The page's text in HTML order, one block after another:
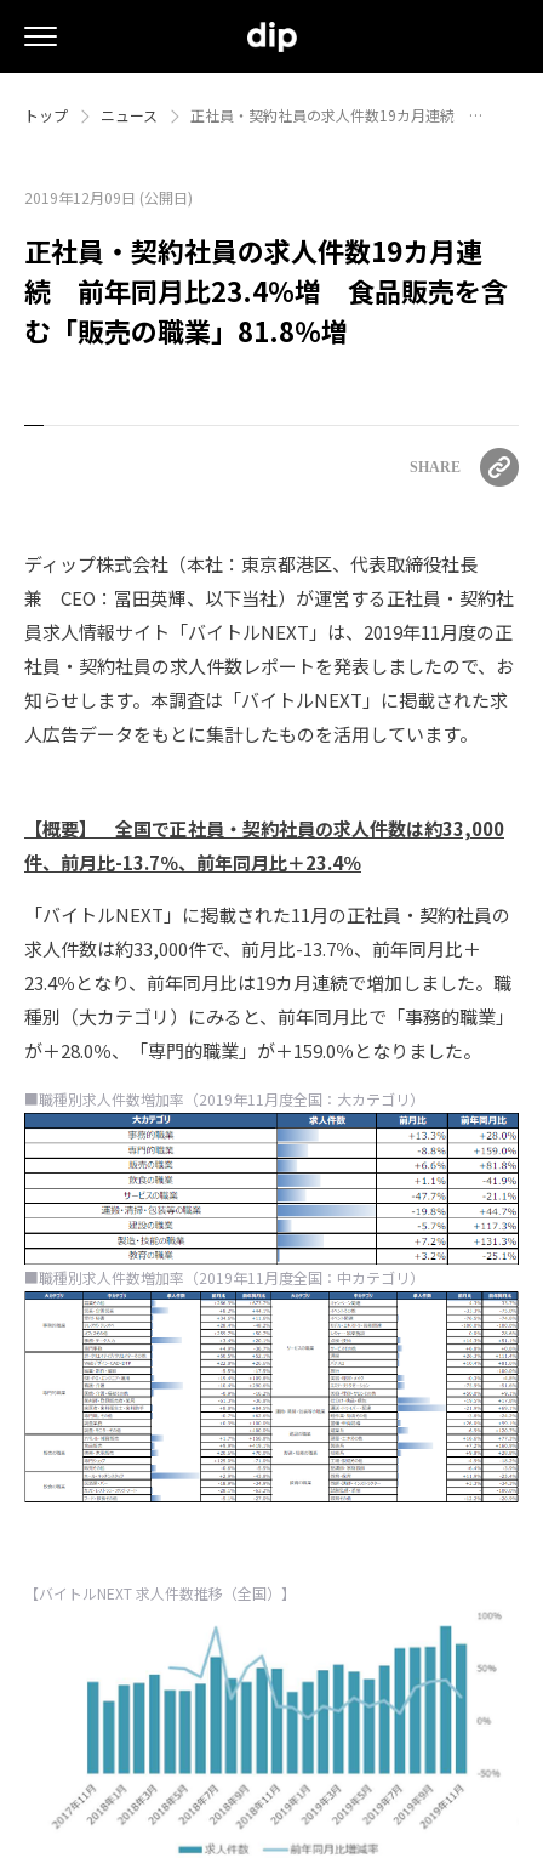
トップ ニュース 正社員・契約社員の求人件数19カ月連続 …
2019年12月09日 (公開日)
正社員・契約社員の求人件数19カ月連
続 前年同月比23.4％増 食品販売を含
む「販売の職業」81.8％増
SHARE
ディップ株式会社（本社：東京都港区、代表取締役社長
兼 CEO：冨田英輝、以下当社）が運営する正社員・契約社
員求人情報サイト「バイトルNEXT」は、2019年11月度の正
社員・契約社員の求人件数レポートを発表しましたので、お
知らせします。本調査は「バイトルNEXT」に掲載された求
人広告データをもとに集計したものを活用しています。
【概要】 全国で正社員・契約社員の求人件数は約33,000
件、前月比-13.7％、前年同月比＋23.4％
「バイトルNEXT」に掲載された11月の正社員・契約社員の
求人件数は約33,000件で、前月比-13.7％、前年同月比＋
23.4％となり、前年同月比は19カ月連続で増加しました。職
種別（大カテゴリ）にみると、前年同月比で「事務的職業」
が＋28.0％、「専門的職業」が＋159.0％となりました。
■職種別求人件数増加率（2019年11月度全国：大カテゴリ）
■職種別求人件数増加率（2019年11月度全国：中カテゴリ）
【バイトルNEXT 求人件数推移（全国）】